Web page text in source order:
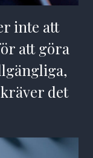
inte att
att göra
det